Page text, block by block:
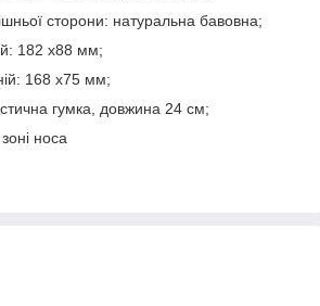
сторони: натуральна бавовна;
182 x88 мм;
168 x75 мм;
гумка, довжина 24 см;
носа